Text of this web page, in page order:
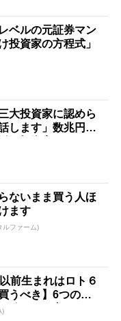
ベルの元証券マン
投資家の方程式」
大投資家に認めら
します」数兆円を
の投資家
ないまま買う人ほ
ます
ルファーム)
前生まれはロト６
うべき】6つの数
致」する方...